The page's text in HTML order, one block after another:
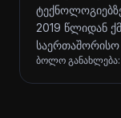
2019 წლიდან
საერთაშორისო
ბოლო განახლება: